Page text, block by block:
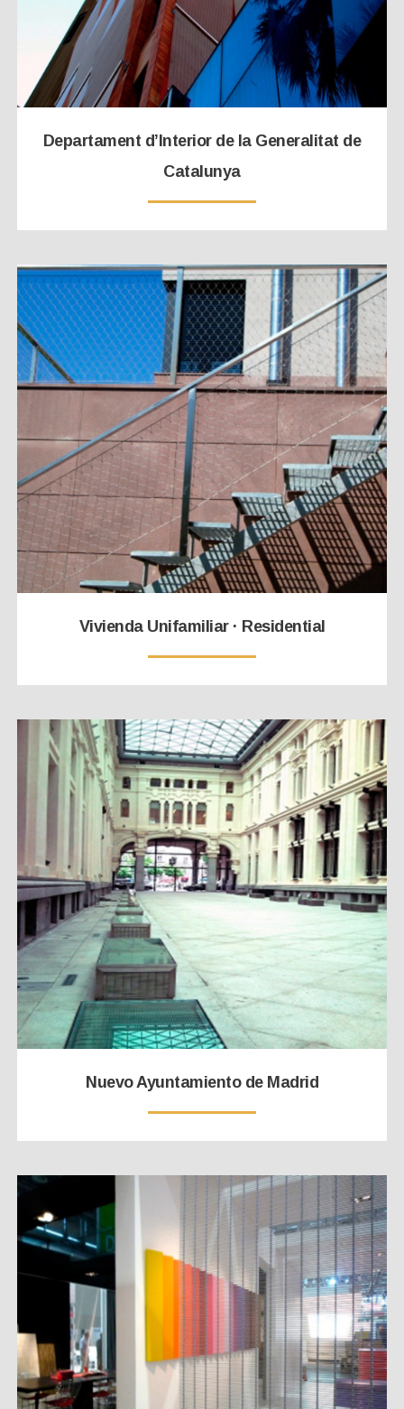
Departament d’Interior de la Generalitat de
Catalunya
Vivienda Unifamiliar · Residential
Nuevo Ayuntamiento de Madrid